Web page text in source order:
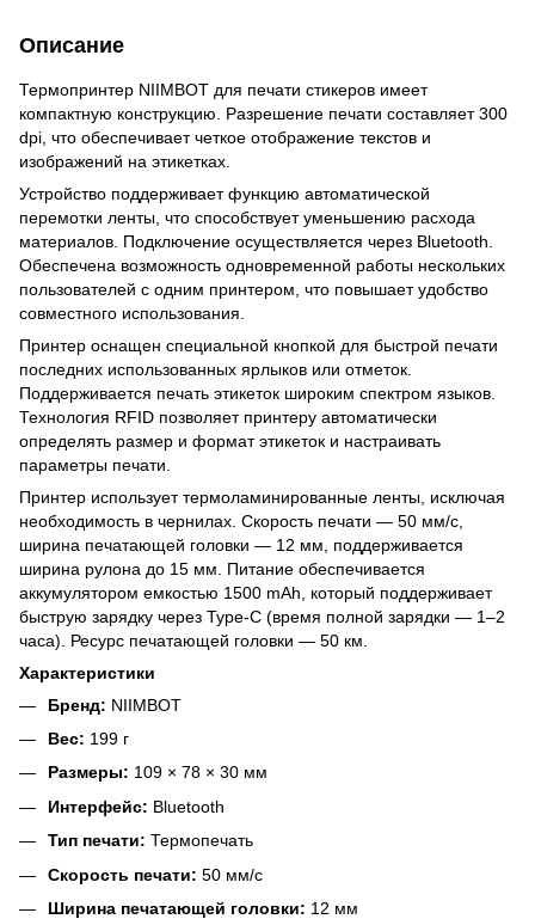
Описание
Термопринтер NIIMBOT для печати стикеров имеет
компактную конструкцию. Разрешение печати составляет 300
dpi, что обеспечивает четкое отображение текстов и
изображений на этикетках.
Устройство поддерживает функцию автоматической
перемотки ленты, что способствует уменьшению расхода
материалов. Подключение осуществляется через Bluetooth.
Обеспечена возможность одновременной работы нескольких
пользователей с одним принтером, что повышает удобство
совместного использования.
Принтер оснащен специальной кнопкой для быстрой печати
последних использованных ярлыков или отметок.
Поддерживается печать этикеток широким спектром языков.
Технология RFID позволяет принтеру автоматически
определять размер и формат этикеток и настраивать
параметры печати.
Принтер использует термоламинированные ленты, исключая
необходимость в чернилах. Скорость печати — 50 мм/с,
ширина печатающей головки — 12 мм, поддерживается
ширина рулона до 15 мм. Питание обеспечивается
аккумулятором емкостью 1500 mAh, который поддерживает
быструю зарядку через Type-C (время полной зарядки — 1–2
часа). Ресурс печатающей головки — 50 км.
Характеристики
Бренд: NIIMBOT
Вес: 199 г
Размеры: 109 × 78 × 30 мм
Интерфейс: Bluetooth
Тип печати: Термопечать
Скорость печати: 50 мм/с
Ширина печатающей головки: 12 мм